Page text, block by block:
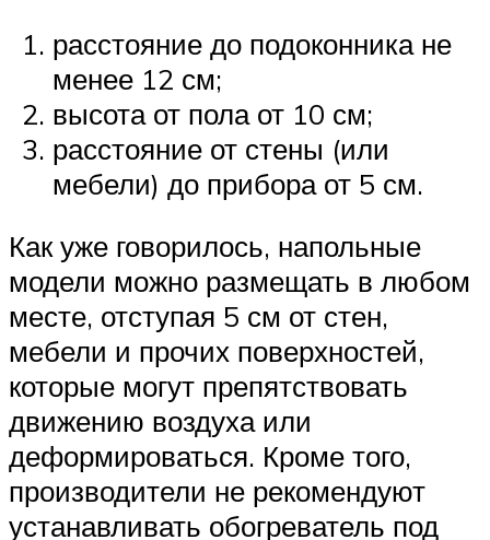
расстояние до подоконника не
менее 12 см;
высота от пола от 10 см;
расстояние от стены (или
мебели) до прибора от 5 см.
Как уже говорилось, напольные
модели можно размещать в любом
месте, отступая 5 см от стен,
мебели и прочих поверхностей,
которые могут препятствовать
движению воздуха или
деформироваться. Кроме того,
производители не рекомендуют
устанавливать обогреватель под